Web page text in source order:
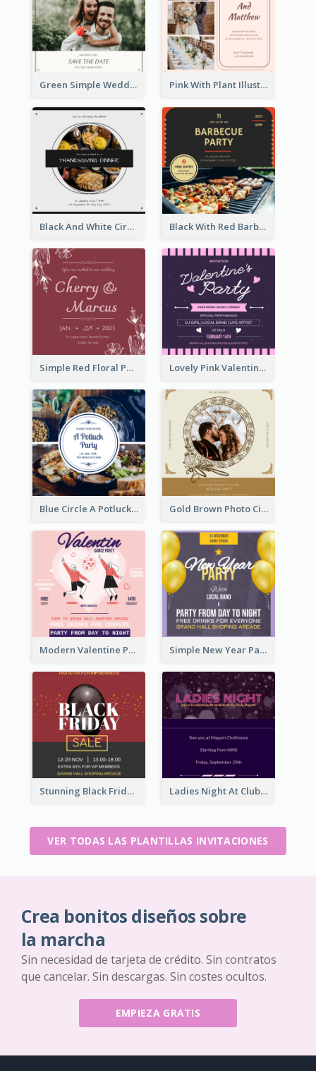
Green Simple Wedding Photo Wedding Invitation Pink With Plant Illustration Wedding Party Invitation
Black And White Circle Photo Thanksgiving Dinner Invitation Black With Red Barbecue Housewarming Invitation
Simple Red Floral Pattern Wedding Invitation Lovely Pink Valentine Celebration Invitation Design Ideas
Blue Circle A Potluck Party Invitation Gold Brown Photo Circle Wedding Invitation
Modern Valentine Party Pink Invitation Design Templates Simple New Year Party Invitation Design Ideas
Stunning Black Friday VIP Pass Invitation Design Idea Ladies Night At Club house 2020 Invitation
VER TODAS LAS PLANTILLAS INVITACIONES
Crea bonitos diseños sobre
la marcha
Sin necesidad de tarjeta de crédito. Sin contratos
que cancelar. Sin descargas. Sin costes ocultos.
EMPIEZA GRATIS